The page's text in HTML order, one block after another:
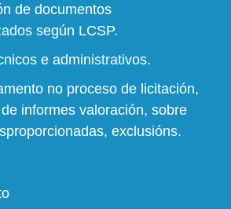
de documentos
según LCSP.
e administrativos.
no proceso de licitación,
informes valoración, sobre
exclusións.